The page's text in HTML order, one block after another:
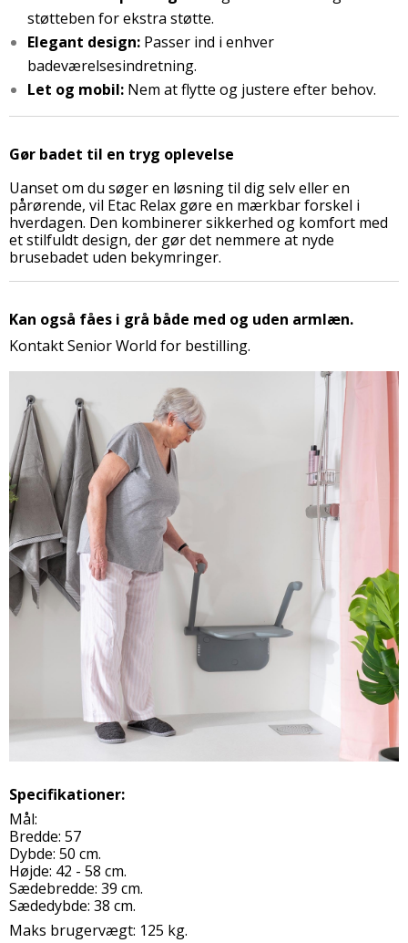
støtteben for ekstra støtte.
Elegant design: Passer ind i enhver
badeværelsesindretning.
Let og mobil: Nem at flytte og justere efter behov.
Gør badet til en tryg oplevelse
Uanset om du søger en løsning til dig selv eller en
pårørende, vil Etac Relax gøre en mærkbar forskel i
hverdagen. Den kombinerer sikkerhed og komfort med
et stilfuldt design, der gør det nemmere at nyde
brusebadet uden bekymringer.
Kan også fåes i grå både med og uden armlæn.
Kontakt Senior World for bestilling.
Specifikationer:
Mål:
Bredde: 57
Dybde: 50 cm.
Højde: 42 - 58 cm.
Sædebredde: 39 cm.
Sædedybde: 38 cm.
Maks brugervægt: 125 kg.